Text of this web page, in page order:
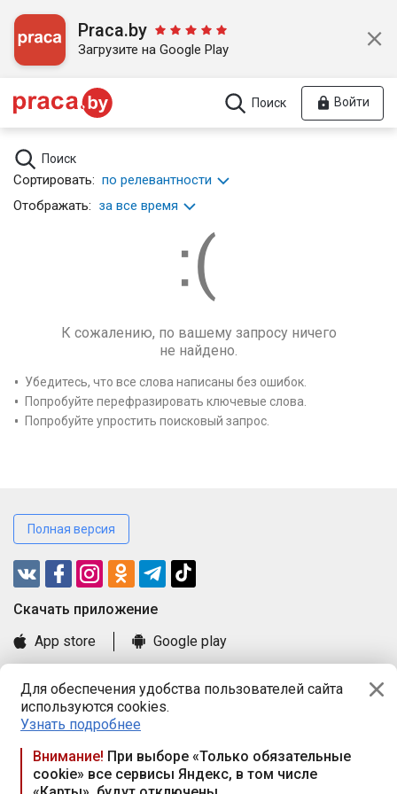
Для обеспечения удобства пользователей сайта
используются cookies.
Узнать подробнее
Внимание! При выборе «Только обязательные
cookie» все сервисы Яндекс, в том числе
Praca.by
Загрузите на Google Play
Поиск Войти
Поиск
Сортировать: по релевантности
Отображать: за все время
К сожалению, по вашему запросу ничего
не найдено.
Убедитесь, что все слова написаны без ошибок.
Попробуйте перефразировать ключевые слова.
Попробуйте упростить поисковый запрос.
Полная версия
Cкачать приложение
App store
Google play
Книга замечаний и предложений
Правила и документы
Praca.by © 2000—2026, ООО «ПРАЦА БАЙ»
Республика Беларусь, 220114, г. Минск, пр-т Независимости
117а, пом. № 9.